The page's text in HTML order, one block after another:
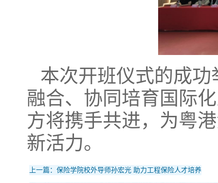
本次开班仪式的成
融合、协同培育国际
方将携手共进，为粤
新活力。
上一篇：保险学院校外导师孙宏光 助力工程保险人才培养